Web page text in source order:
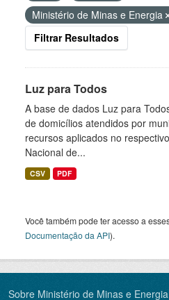
Ministério de Minas e Energia
Filtrar Resultados
Luz para Todos
A base de dados Luz para
de domicílios atendidos por
recursos aplicados no
Nacional de...
CSV PDF
Você também pode ter acesso a
Documentação da API).
Sobre Ministério de Minas e Energia